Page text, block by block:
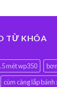
TỪ KHÓA
mét wp350
cùm càng lắp